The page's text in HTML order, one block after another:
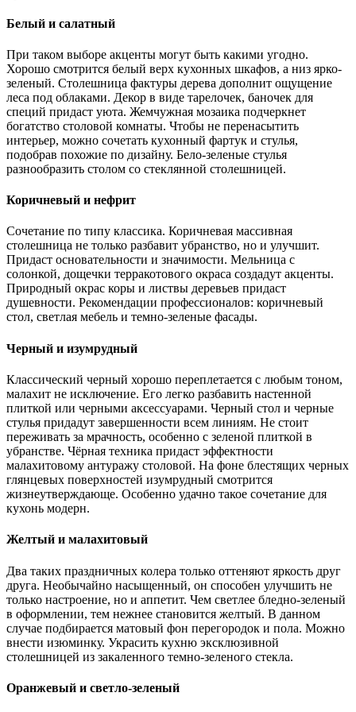
Белый и салатный
При таком выборе акценты могут быть какими угодно.
Хорошо смотрится белый верх кухонных шкафов, а низ ярко-
зеленый. Столешница фактуры дерева дополнит ощущение
леса под облаками. Декор в виде тарелочек, баночек для
специй придаст уюта. Жемчужная мозаика подчеркнет
богатство столовой комнаты. Чтобы не перенасытить
интерьер, можно сочетать кухонный фартук и стулья,
подобрав похожие по дизайну. Бело-зеленые стулья
разнообразить столом со стеклянной столешницей.
Коричневый и нефрит
Сочетание по типу классика. Коричневая массивная
столешница не только разбавит убранство, но и улучшит.
Придаст основательности и значимости. Мельница с
солонкой, дощечки терракотового окраса создадут акценты.
Природный окрас коры и листвы деревьев придаст
душевности. Рекомендации профессионалов: коричневый
стол, светлая мебель и темно-зеленые фасады.
Черный и изумрудный
Классический черный хорошо переплетается с любым тоном,
малахит не исключение. Его легко разбавить настенной
плиткой или черными аксессуарами. Черный стол и черные
стулья придадут завершенности всем линиям. Не стоит
переживать за мрачность, особенно с зеленой плиткой в
убранстве. Чёрная техника придаст эффектности
малахитовому антуражу столовой. На фоне блестящих черных
глянцевых поверхностей изумрудный смотрится
жизнеутверждающе. Особенно удачно такое сочетание для
кухонь модерн.
Желтый и малахитовый
Два таких праздничных колера только оттеняют яркость друг
друга. Необычайно насыщенный, он способен улучшить не
только настроение, но и аппетит. Чем светлее бледно-зеленый
в оформлении, тем нежнее становится желтый. В данном
случае подбирается матовый фон перегородок и пола. Можно
внести изюминку. Украсить кухню эксклюзивной
столешницей из закаленного темно-зеленого стекла.
Оранжевый и светло-зеленый